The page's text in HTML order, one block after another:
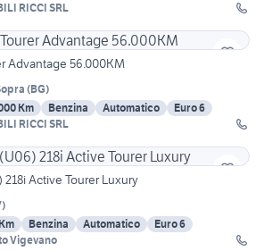
RICCI SRL
Advantage 56.000KM
(BG)
Km Benzina Automatico
Euro 6
RICCI SRL
218i Active Tourer Luxury
)
Benzina Automatico
Euro 6
Vigevano